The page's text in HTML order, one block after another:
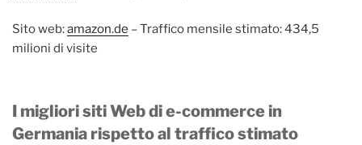
Sito web:amazon.de – Traffico mensile stimato: 434,5
milioni di visite
I migliori siti Web di e-commerce in
Germania rispetto al traffico stimato